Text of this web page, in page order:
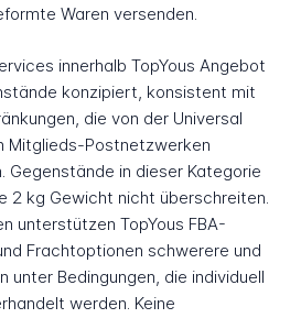
Waren versenden.
innerhalb TopYous Angebot
konzipiert, konsistent mit
die von der Universal
Mitglieds-Postnetzwerken
Gegenstände in dieser Kategorie
2 kg Gewicht nicht überschreiten.
unterstützen TopYous FBA-
Frachtoptionen schwerere und
unter Bedingungen, die individuell
werden. Keine